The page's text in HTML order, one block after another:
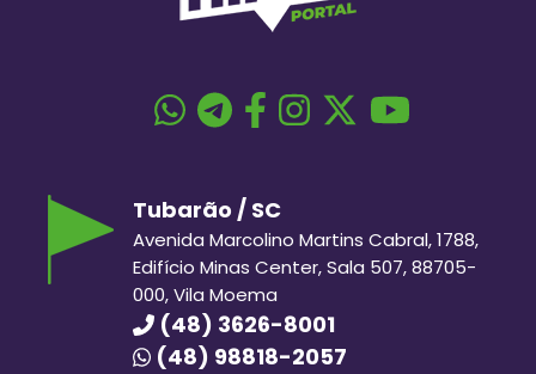
Tubarão / SC
Avenida Marcolino Martins Cabral, 1788,
Edifício Minas Center, Sala 507, 88705-
000, Vila Moema
(48) 3626-8001
(48) 98818-2057